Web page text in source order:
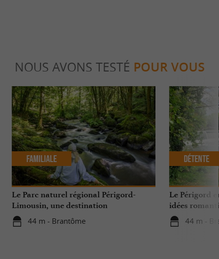
NOUS AVONS TESTÉ POUR VOUS
Le Parc naturel régional Périgord-
Limousin, une destination
incontournable au cœur de la nature
44 m - Brantôme
Familiale
Le Périgord
idées
44 m -
Détente